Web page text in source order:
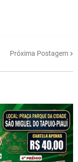
Próxima Postagem